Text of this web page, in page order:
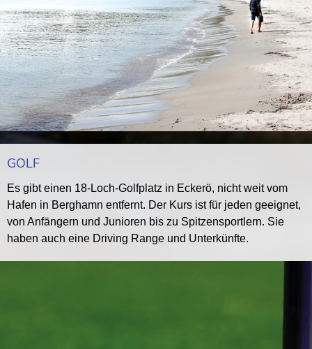
GOLF
Es gibt einen 18-Loch-Golfplatz in Eckerö, nicht weit vom
Hafen in Berghamn entfernt. Der Kurs ist für jeden geeignet,
von Anfängern und Junioren bis zu Spitzensportlern. Sie
haben auch eine Driving Range und Unterkünfte.